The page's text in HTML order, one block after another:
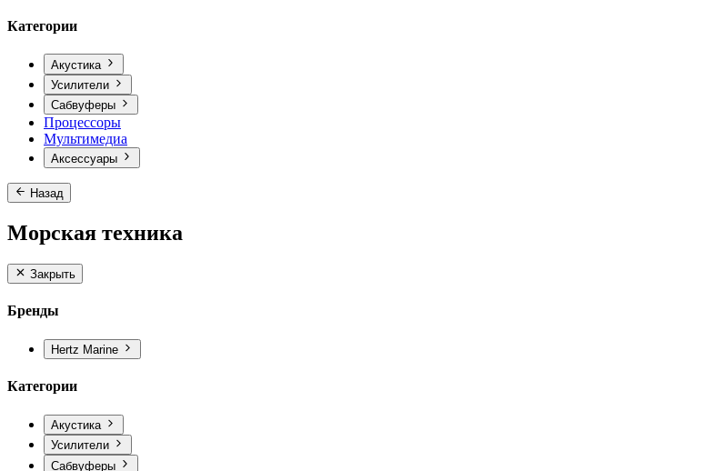
Категории
Акустика
Усилители
Сабвуферы
Процессоры
Мультимедиа
Аксессуары
Назад
Морская техника
Закрыть
Бренды
Hertz Marine
Категории
Акустика
Усилители
Сабвуферы